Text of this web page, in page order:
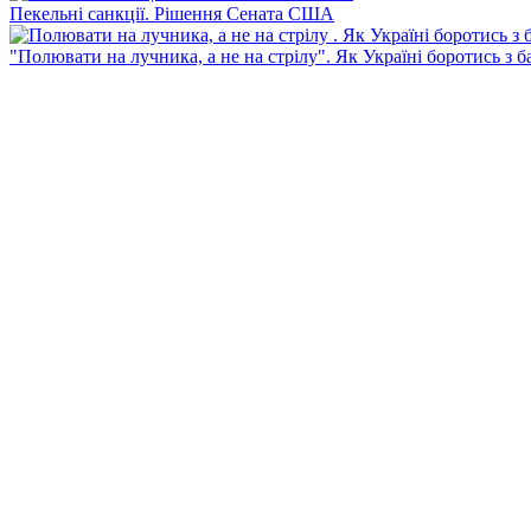
Пекельні санкції. Рішення Сената США
"Полювати на лучника, а не на стрілу". Як Україні боротись з